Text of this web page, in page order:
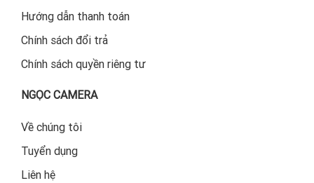
Hướng dẫn thanh toán
Chính sách đổi trả
Chính sách quyền riêng tư
NGỌC CAMERA
Về chúng tôi
Tuyển dụng
Liên hệ